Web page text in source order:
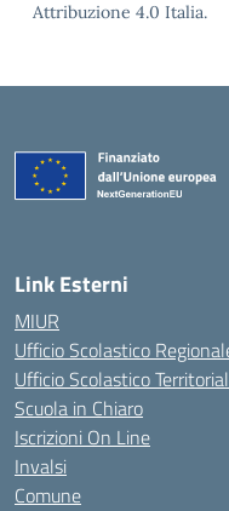
Attribuzione 4.0 Italia.
Link Esterni
MIUR
Ufficio Scolastico
Ufficio Scolastico
Scuola in Chiaro
Iscrizioni On Line
Invalsi
Comune